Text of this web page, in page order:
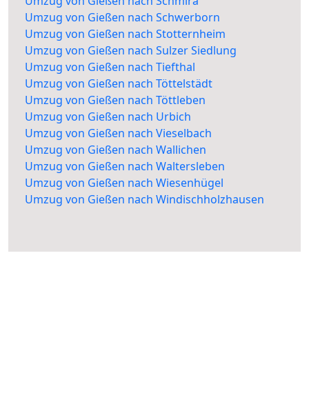
Umzug von Gießen nach Schwerborn
Umzug von Gießen nach Stotternheim
Umzug von Gießen nach Sulzer Siedlung
Umzug von Gießen nach Tiefthal
Umzug von Gießen nach Töttelstädt
Umzug von Gießen nach Töttleben
Umzug von Gießen nach Urbich
Umzug von Gießen nach Vieselbach
Umzug von Gießen nach Wallichen
Umzug von Gießen nach Waltersleben
Umzug von Gießen nach Wiesenhügel
Umzug von Gießen nach Windischholzhausen